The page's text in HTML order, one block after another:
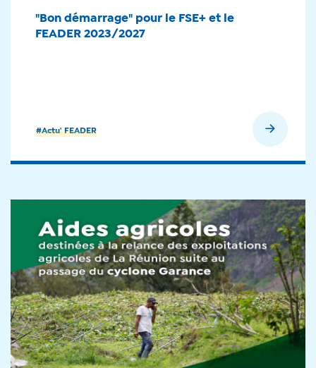
#Actu' FEADER
"Bon démarrage" pour le FSE+ et le
FEADER 2023/2027